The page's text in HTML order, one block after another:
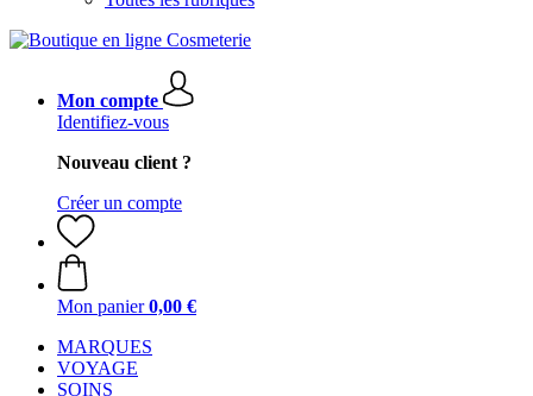
Mon compte
Identifiez-vous
Nouveau client ?
Créer un compte
Mon panier 0,00 €
MARQUES
VOYAGE
SOINS